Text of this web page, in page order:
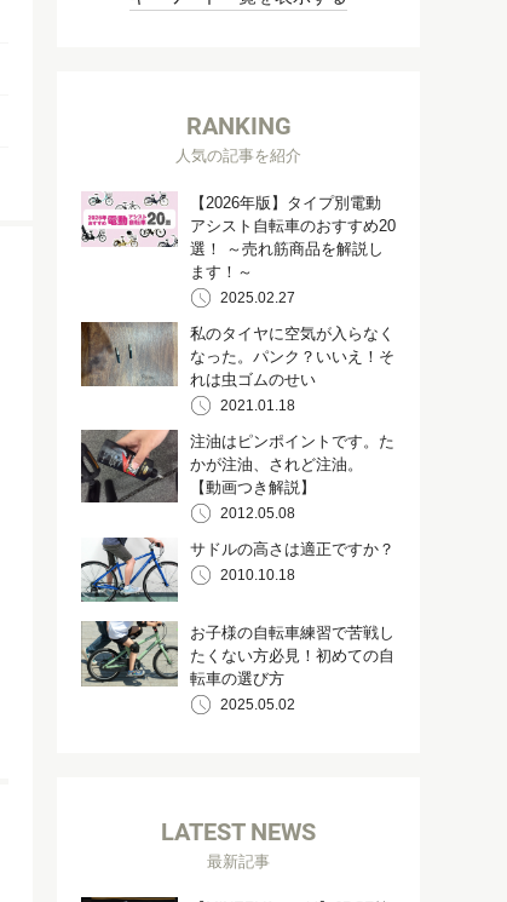
RANKING
人気の記事を紹介
【2026年版】タイプ別電動
アシスト自転車のおすすめ20
選！ ～売れ筋商品を解説し
ます！～
2025.02.27
私のタイヤに空気が入らなく
なった。パンク？いいえ！そ
れは虫ゴムのせい
2021.01.18
注油はピンポイントです。た
かが注油、されど注油。
【動画つき解説】
2012.05.08
サドルの高さは適正ですか？
2010.10.18
お子様の自転車練習で苦戦し
たくない方必見！初めての自
転車の選び方
2025.05.02
LATEST NEWS
最新記事